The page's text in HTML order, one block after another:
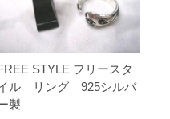
STYLE フリースタ
ル リング 925シルバ
製